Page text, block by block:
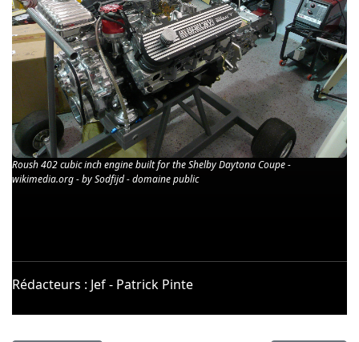
Roush 402 cubic inch engine built for the Shelby Daytona Coupe -
wikimedia.org - by Sodfijd - domaine public
Rédacteurs : Jef - Patrick Pinte